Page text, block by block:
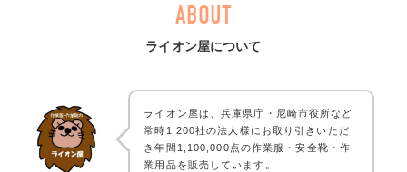
ABOUT
ライオン屋について
ライオン屋は、兵庫県庁・尼崎市役所など
常時1,200社の法人様にお取り引きいただ
き年間1,100,000点の作業服・安全靴・作
業用品を販売しています。